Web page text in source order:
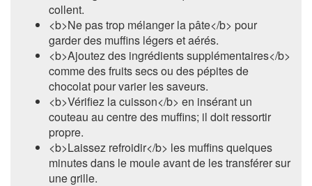
collent.
<b>Ne pas trop mélanger la pâte</b> pour
garder des muffins légers et aérés.
<b>Ajoutez des ingrédients supplémentaires</b>
comme des fruits secs ou des pépites de
chocolat pour varier les saveurs.
<b>Vérifiez la cuisson</b> en insérant un
couteau au centre des muffins; il doit ressortir
propre.
<b>Laissez refroidir</b> les muffins quelques
minutes dans le moule avant de les transférer sur
une grille.